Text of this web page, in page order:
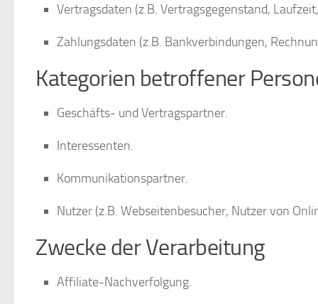
Vertragsdaten (z.B. Vertragsgegenstand,
Zahlungsdaten (z.B. Bankverbindungen,
Kategorien betroffener
Geschäfts- und Vertragspartner.
Interessenten.
Kommunikationspartner.
Nutzer (z.B. Webseitenbesucher, Nutzer von
Zwecke der Verarbeitung
Affiliate-Nachverfolgung.